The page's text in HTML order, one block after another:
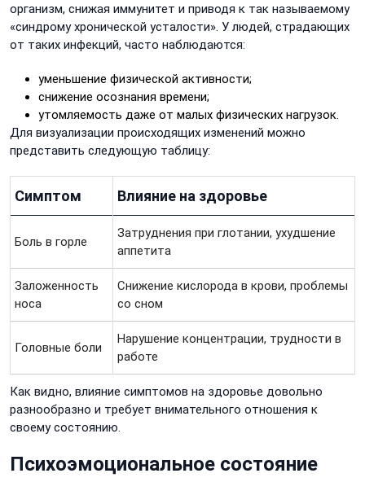
организм, снижая иммунитет и приводя к так называемому
«синдрому хронической усталости». У людей, страдающих
от таких инфекций, часто наблюдаются:
уменьшение физической активности;
снижение осознания времени;
утомляемость даже от малых физических нагрузок.
Для визуализации происходящих изменений можно
представить следующую таблицу:
Симптом Влияние на здоровье
Боль в горле
Затруднения при глотании, ухудшение
аппетита
Заложенность
носа
Снижение кислорода в крови, проблемы
со сном
Головные боли
Нарушение концентрации, трудности в
работе
Как видно, влияние симптомов на здоровье довольно
разнообразно и требует внимательного отношения к
своему состоянию.
Психоэмоциональное состояние